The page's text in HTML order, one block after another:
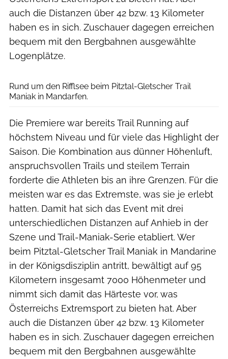
auch die Distanzen über 42 bzw. 13 Kilometer
haben es in sich. Zuschauer dagegen erreichen
bequem mit den Bergbahnen ausgewählte
Logenplätze.
Rund um den Rifflsee beim Pitztal-Gletscher Trail
Maniak in Mandarfen.
Die Premiere war bereits Trail Running auf
höchstem Niveau und für viele das Highlight der
Saison. Die Kombination aus dünner Höhenluft,
anspruchsvollen Trails und steilem Terrain
forderte die Athleten bis an ihre Grenzen. Für die
meisten war es das Extremste, was sie je erlebt
hatten. Damit hat sich das Event mit drei
unterschiedlichen Distanzen auf Anhieb in der
Szene und Trail-Maniak-Serie etabliert. Wer
beim Pitztal-Gletscher Trail Maniak in Mandarine
in der Königsdisziplin antritt, bewältigt auf 95
Kilometern insgesamt 7000 Höhenmeter und
nimmt sich damit das Härteste vor, was
Österreichs Extremsport zu bieten hat. Aber
auch die Distanzen über 42 bzw. 13 Kilometer
haben es in sich. Zuschauer dagegen erreichen
bequem mit den Bergbahnen ausgewählte